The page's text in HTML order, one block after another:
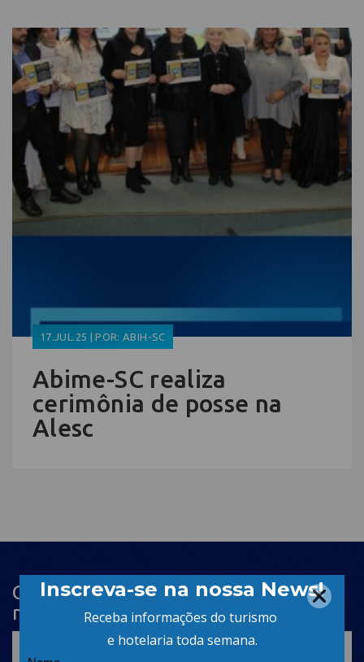
17.JUL.25 | POR: ABIH-SC
Abime-SC realiza
cerimônia de posse na
Alesc
Cadastre-se na newsletter e receba
nosso conteúdo em seu e-mail